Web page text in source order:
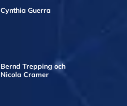
Cynthia Guerra
Bernd Trepping och
Nicola Cramer